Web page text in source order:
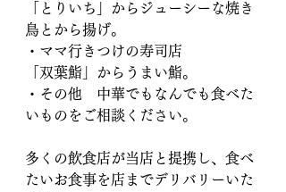
「とりいち」からジューシーな焼き
鳥とから揚げ。
・ママ行きつけの寿司店
「双葉鮨」からうまい鮨。
・その他　中華でもなんでも食べた
いものをご相談ください。
多くの飲食店が当店と提携し、食べ
たいお食事を店までデリバリーいた